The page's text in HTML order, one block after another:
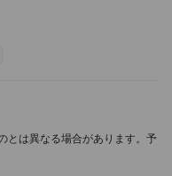
とは異なる場合があります。予